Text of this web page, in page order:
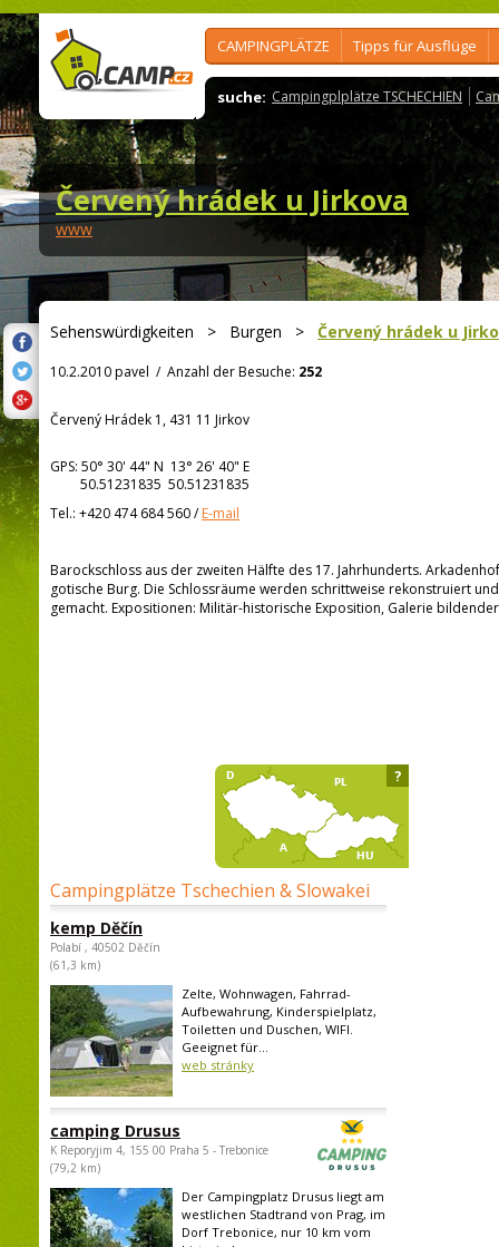
CAMPINGPLÄTZE Tipps für Ausflüge
suche: Campingplplätze TSCHECHIEN
Červený hrádek u Jirkova
www
Sehenswürdigkeiten > Burgen > Červený hrádek u
10.2.2010 pavel / Anzahl der Besuche: 252
Červený Hrádek 1, 431 11 Jirkov
GPS: 50° 30' 44" N 13° 26' 40" E
50.51231835 50.51231835
Tel.: +420 474 684 560/E-mail
Barockschloss aus der zweiten Hälfte des 17. Jahrhunderts.
gotische Burg. Die Schlossräume werden schrittweise rekonstruiert
gemacht. Expositionen: Militär-historische Exposition, Galerie
Campingplätze Tschechien & Slowakei
kemp Děčín
Polabí , 40502 Děčín
(61,3 km)
Zelte, Wohnwagen, Fahrrad-
Aufbewahrung, Kinderspielplatz,
Toiletten und Duschen, WIFI.
Geeignet für...
web stránky
camping Drusus
K Reporyjim 4, 155 00 Praha 5 - Trebonice
(79,2 km)
Der Campingplatz Drusus liegt am
westlichen Stadtrand von Prag, im
Dorf Trebonice, nur 10 km vom
?